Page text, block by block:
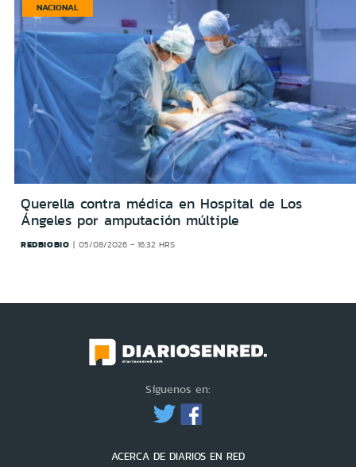
NACIONAL
Querella contra médica en Hospital de Los
Ángeles por amputación múltiple
REDBIOBIO 05/08/2026 - 16:32 HRS
Síguenos en:
ACERCA DE DIARIOS EN RED